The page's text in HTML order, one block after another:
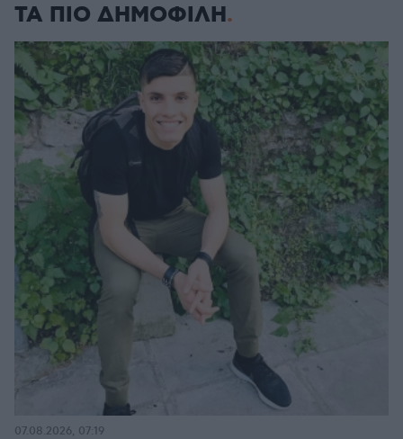
ΤΑ ΠΙΟ ΔΗΜΟΦΙΛΗ
07.08.2026, 07:19